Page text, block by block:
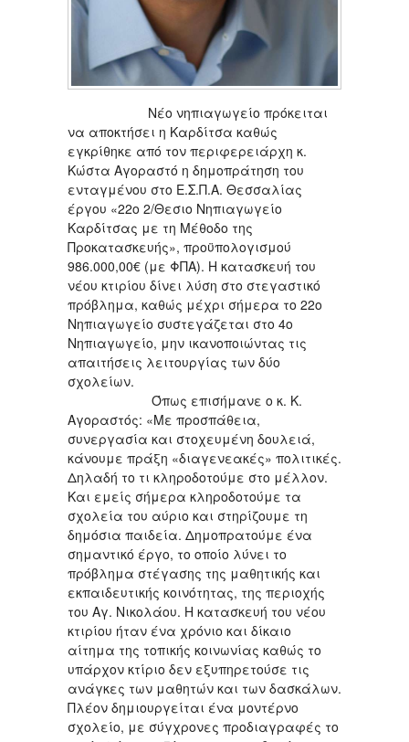
Νέο νηπιαγωγείο πρόκειται
να αποκτήσει η Καρδίτσα καθώς
εγκρίθηκε από τον περιφερειάρχη κ.
Κώστα Αγοραστό η δημοπράτηση του
ενταγμένου στο Ε.Σ.Π.Α. Θεσσαλίας
έργου «22ο 2/Θεσιο Νηπιαγωγείο
Καρδίτσας με τη Μέθοδο της
Προκατασκευής», προϋπολογισμού
986.000,00€ (με ΦΠΑ). Η κατασκευή του
νέου κτιρίου δίνει λύση στο στεγαστικό
πρόβλημα, καθώς μέχρι σήμερα το 22ο
Νηπιαγωγείο συστεγάζεται στο 4ο
Νηπιαγωγείο, μην ικανοποιώντας τις
απαιτήσεις λειτουργίας των δύο
σχολείων.
Όπως επισήμανε ο κ. Κ.
Αγοραστός: «Με προσπάθεια,
συνεργασία και στοχευμένη δουλειά,
κάνουμε πράξη «διαγενεακές» πολιτικές.
Δηλαδή το τι κληροδοτούμε στο μέλλον.
Και εμείς σήμερα κληροδοτούμε τα
σχολεία του αύριο και στηρίζουμε τη
δημόσια παιδεία. Δημοπρατούμε ένα
σημαντικό έργο, το οποίο λύνει το
πρόβλημα στέγασης της μαθητικής και
εκπαιδευτικής κοινότητας, της περιοχής
του Αγ. Νικολάου. Η κατασκευή του νέου
κτιρίου ήταν ένα χρόνιο και δίκαιο
αίτημα της τοπικής κοινωνίας καθώς το
υπάρχον κτίριο δεν εξυπηρετούσε τις
ανάγκες των μαθητών και των δασκάλων.
Πλέον δημιουργείται ένα μοντέρνο
σχολείο, με σύγχρονες προδιαγραφές το